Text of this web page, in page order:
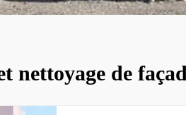
nettoyage de